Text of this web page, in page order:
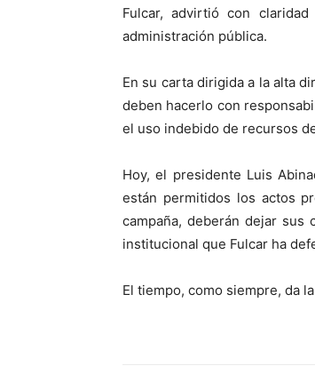
Fulcar, advirtió con
administración pública.
En su carta dirigida a la alta
deben hacerlo con
el uso indebido de recursos
Hoy, el presidente Luis
están permitidos los actos
campaña, deberán dejar sus
institucional que Fulcar ha
El tiempo, como siempre, da